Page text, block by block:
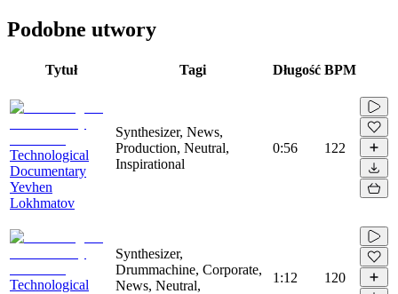
Podobne utwory
Tytuł Tagi Długość BPM
Technological
Documentary
Yevhen
Lokhmatov
Synthesizer, News,
Production, Neutral,
Inspirational
0:56 122
Technological
Synthesizer,
Drummachine, Corporate,
News, Neutral,
1:12 120